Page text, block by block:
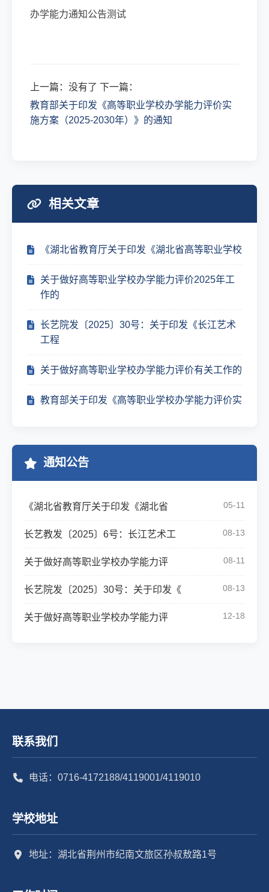
办学能力通知公告测试
上一篇：没有了 下一篇：
教育部关于印发《高等职业学校办学能力评价实
施方案（2025-2030年）》的通知
相关文章
《湖北省教育厅关于印发《湖北省高等职业学校
关于做好高等职业学校办学能力评价2025年工
作的
长艺院发〔2025〕30号：关于印发《长江艺术
工程
关于做好高等职业学校办学能力评价有关工作的
教育部关于印发《高等职业学校办学能力评价实
通知公告
《湖北省教育厅关于印发《湖北省 05-11
长艺教发〔2025〕6号：长江艺术工 08-13
关于做好高等职业学校办学能力评 08-11
长艺院发〔2025〕30号：关于印发《 08-13
关于做好高等职业学校办学能力评 12-18
联系我们
电话：0716-4172188/4119001/4119010
学校地址
地址：湖北省荆州市纪南文旅区孙叔敖路1号